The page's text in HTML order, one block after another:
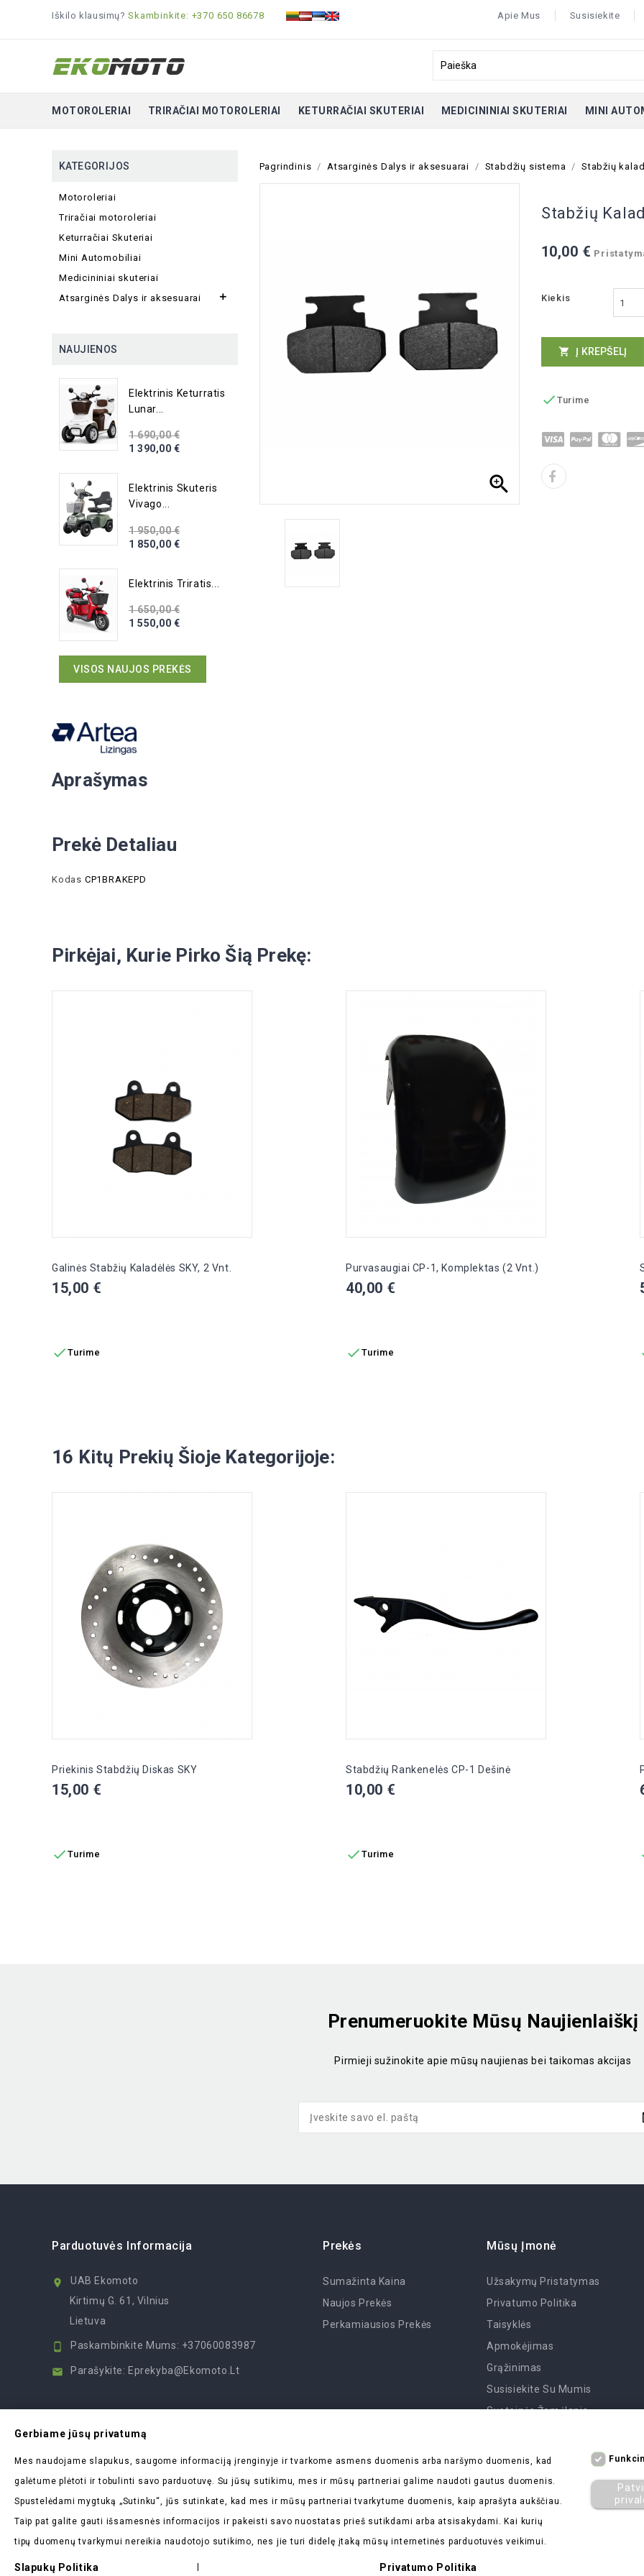
Iškilo klausimų?Skambinkite: +370 650 86678 Apie Mus Susisiekite
MOTOROLERIAI TRIRAČIAI MOTOROLERIAI KETURRAČIAI SKUTERIAI MEDICININIAI SKUTERIAI MINI
KATEGORIJOS
Motoroleriai
Triračiai motoroleriai
Keturračiai Skuteriai
Mini Automobiliai
Medicininiai skuteriai
Atsarginės Dalys ir aksesuarai

NAUJIENOS
Elektrinis Keturratis
Lunar...
1 690,00 €
1 390,00 €
Elektrinis Skuteris
Vivago...
1 950,00 €
1 850,00 €
Elektrinis Triratis...
1 650,00 €
1 550,00 €
VISOS NAUJOS PREKĖS
Pagrindinis Atsarginės Dalys ir aksesuarai Stabdžių sistema Stabžių

Stabžių
10,00 €
Kiekis
 Į KREPŠELĮ
 Turime
Aprašymas
Prekė Detaliau
Kodas CP1BRAKEPD
Pirkėjai, Kurie Pirko Šią Prekę:
Galinės Stabžių Kaladėlės SKY, 2 Vnt.
Kaina
15,00 €
 Turime
Purvasaugiai CP-1, Komplektas (2 Vnt.)
Kaina
40,00 €
 Turime
16 Kitų Prekių Šioje Kategorijoje:
Priekinis Stabdžių Diskas SKY
Kaina
15,00 €
 Turime
Stabdžių Rankenelės CP-1 Dešinė
Kaina
10,00 €
 Turime
Prenumeruokite Mūsų Naujienlaiškį
Pirmieji sužinokite apie mūsų naujienas bei taikomas akcijas
Parduotuvės Informacija

UAB Ekomoto
Kirtimų G. 61, Vilnius
Lietuva
 Paskambinkite Mums: +37060083987
 Parašykite: Eprekyba@ekomoto.lt
Prekės
Sumažinta Kaina
Naujos Prekės
Perkamiausios Prekės
Mūsų Įmonė
Užsakymų Pristatymas
Privatumo Politika
Taisyklės
Apmokėjimas
Grąžinimas
Susisiekite Su Mumis
Svetainės Žemėlapis
Gerbiame jūsų privatumą
Mes naudojame slapukus, saugome informaciją įrenginyje ir tvarkome asmens duomenis arba naršymo duomenis, kad
galėtume plėtoti ir tobulinti savo parduotuvę. Su jūsų sutikimu, mes ir mūsų partneriai galime naudoti gautus duomenis.
Spustelėdami mygtuką „Sutinku“, jūs sutinkate, kad mes ir mūsų partneriai tvarkytume duomenis, kaip aprašyta aukščiau.
Taip pat galite gauti išsamesnės informacijos ir pakeisti savo nuostatas prieš sutikdami arba atsisakydami. Kai kurių
tipų duomenų tvarkymui nereikia naudotojo sutikimo, nes jie turi didelę įtaką mūsų internetinės parduotuvės veikimui.
Slapukų Politika Privatumo Politika